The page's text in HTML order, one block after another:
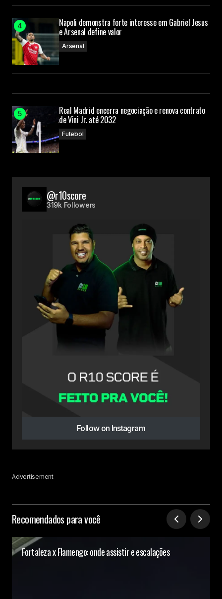
Napoli demonstra forte interesse em Gabriel Jesus
e Arsenal define valor
Arsenal
Real Madrid encerra negociação e renova contrato
de Vini Jr. até 2032
Futebol
@r10score
319k Followers
Follow on Instagram
Advertisement
Recomendados para você
Fortaleza x Flamengo: onde assistir e escalações